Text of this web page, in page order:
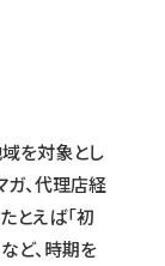
を対象とし
ガ、代理店経
とえば「初
ど、時期を